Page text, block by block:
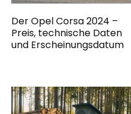
Der Opel Corsa 2024 –
Preis, technische Daten
und Erscheinungsdatum